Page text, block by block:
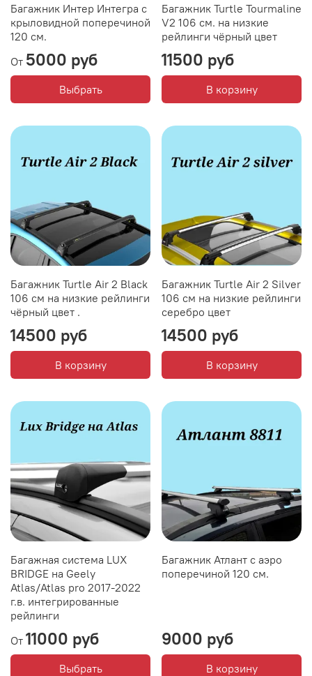
Багажник Интер Интегра с
крыловидной поперечиной
120 см.
От 5000 руб
Выбрать
Багажник Turtle Tourmaline
V2 106 см. на низкие
рейлинги чёрный цвет
11500 руб
В корзину
Багажник Turtle Air 2 Black
106 см на низкие рейлинги
чёрный цвет .
14500 руб
В корзину
Багажник Turtle Air 2 Silver
106 см на низкие рейлинги
серебро цвет
14500 руб
В корзину
Багажная система LUX
BRIDGE на Geely
Atlas/Atlas pro 2017-2022
г.в. интегрированные
рейлинги
От 11000 руб
Выбрать
Багажник Атлант с аэро
поперечиной 120 см.
9000 руб
В корзину